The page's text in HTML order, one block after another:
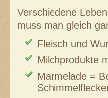
Verschiedene
muss man gleich
Fleisch und
Milchprodukte
Marmelade =